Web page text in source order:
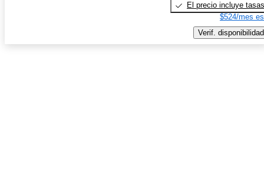
El precio incluye tasas
$524/mes
Verif. disponibilidad